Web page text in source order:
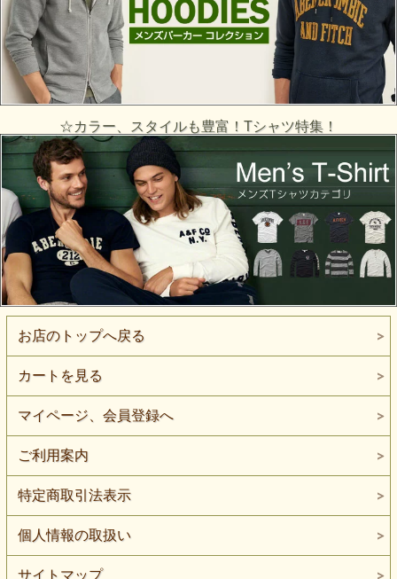
☆カラー、スタイルも豊富！Tシャツ特集！
お店のトップへ戻る
カートを見る
マイページ、会員登録へ
ご利用案内
特定商取引法表示
個人情報の取扱い
サイトマップ